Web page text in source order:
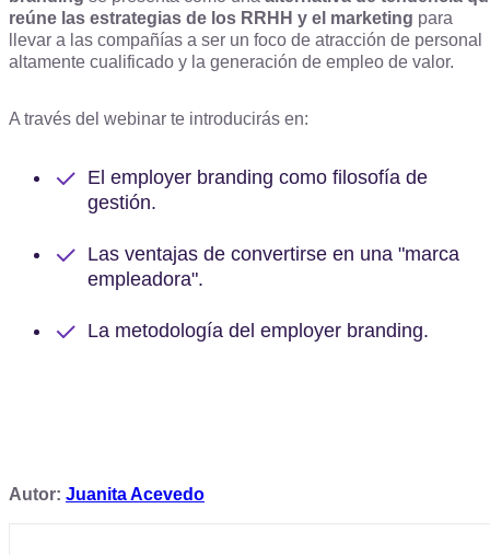
reúne las estrategias de los RRHH y el marketing para
llevar a las compañías a ser un foco de atracción de personal
altamente cualificado y la generación de empleo de valor.
A través del webinar te introducirás en:
El employer branding como filosofía de
gestión.
Las ventajas de convertirse en una "marca
empleadora".
La metodología del employer branding.
Autor: Juanita Acevedo